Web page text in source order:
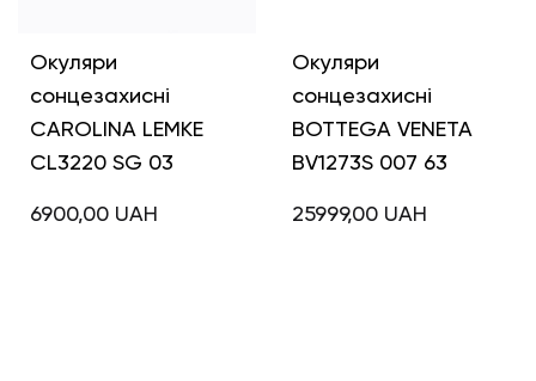
Окуляри
сонцезахисні
CAROLINA LEMKE
CL3220 SG 03
6900,00 UAH
Окуляри
сонцезахисні
BOTTEGA VENETA
BV1273S 007 63
25999,00 UAH